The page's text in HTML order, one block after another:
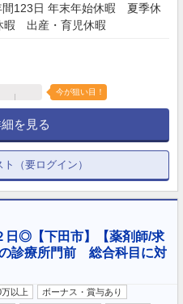
123日 年末年始休暇 夏季休
出産・育児休暇
今が狙い目！
を見る
（要ログイン）
日◎【下田市】【薬剤師/求
診療所門前 総合科目に対
万以上
ボーナス・賞与あり